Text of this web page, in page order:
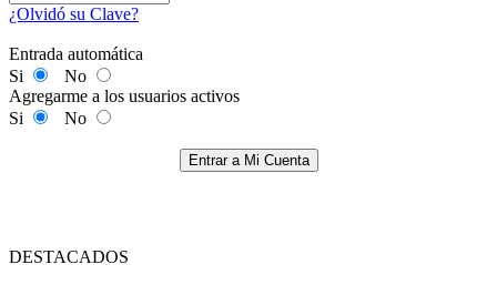
¿Olvidó su Clave?
Entrada automática
Si
No
Agregarme a los usuarios activos
Si
No
Entrar a Mi Cuenta
DESTACADOS